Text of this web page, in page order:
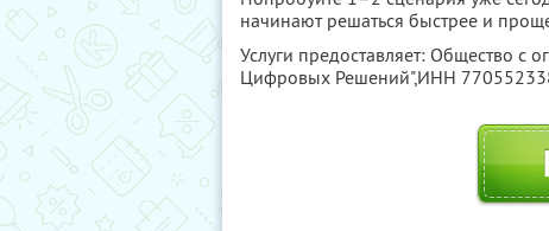
начинают решаться быстрее и
Услуги предоставляет: Общество с
Цифровых Решений",ИНН